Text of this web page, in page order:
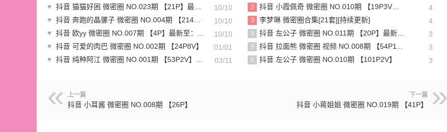
♥ 抖音 猫猫好困 微密圈 NO.023期 【21P】最新至：2023.6.8
10/10
♥ 抖音 奔跑的晶骡子 微密圈 NO.004期 【214P7V】
10/10
♥ 抖音 欧yy 微密圈 NO.007期 【4P】最新至：2023.6.11
10/10
♥ 抖音 可爱的肉巴 微密圈 NO.002期 【24P8V】
01/01
♥ 抖音 纯种阿江 微密圈 NO.001期 【53P2V】最新至：2024.3.9 03/11
2 抖音 小霞佩奇 微密圈 NO.010期 【19P3V】最新至：2025.5.26 4
3 李梦琳 微密圈合集[21套][持续更新] 4
4 抖音 左公子 微密圈 NO.011期 【20P】最新至：2024.5.13 3
5 抖音 拉面熊 微密圈 视频 NO.008期 【54P11V】 3
6 抖音 左公子 微密圈 NO.010期 【101P2V】 3
上一篇
抖音 小耳酱 微密圈 NO.008期 【26P】
下一篇
抖音 小蒋姐姐 微密圈 NO.019期 【41P】